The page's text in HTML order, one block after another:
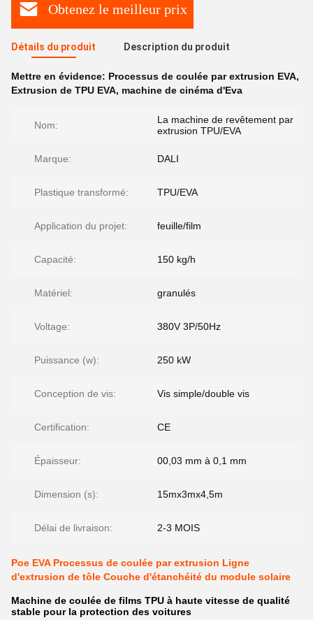
Obtenez le meilleur prix
Détails du produit Description du produit
Mettre en évidence: Processus de coulée par extrusion EVA,
Extrusion de TPU EVA, machine de cinéma d'Eva
Nom:
La machine de revêtement par
extrusion TPU/EVA
Marque: DALI
Plastique transformé: TPU/EVA
Application du projet: feuille/film
Capacité: 150 kg/h
Matériel: granulés
Voltage: 380V 3P/50Hz
Puissance (w): 250 kW
Conception de vis: Vis simple/double vis
Certification: CE
Épaisseur: 00,03 mm à 0,1 mm
Dimension (s): 15mx3mx4,5m
Délai de livraison: 2-3 MOIS
Poe EVA Processus de coulée par extrusion Ligne
d'extrusion de tôle Couche d'étanchéité du module solaire
Machine de coulée de films TPU à haute vitesse de qualité
stable pour la protection des voitures